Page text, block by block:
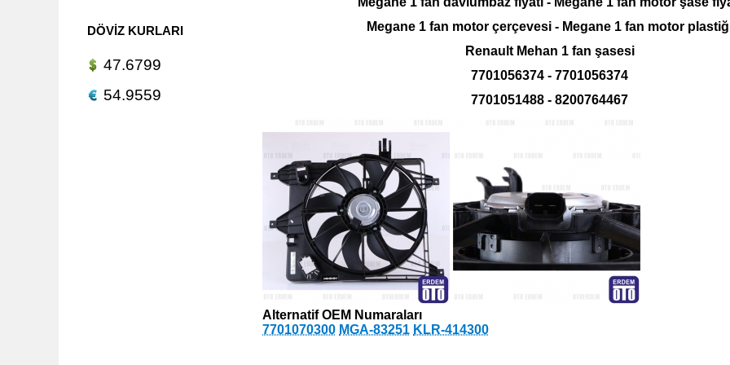
DÖVIZ KURLARI
47.6799
54.9559
Megane 1 fan motor çerçevesi - Megane 1 fan motor
Renault Mehan 1 fan şasesi
7701056374 - 7701056374
7701051488 - 8200764467
Alternatif OEM Numaraları
7701070300 MGA-83251 KLR-414300